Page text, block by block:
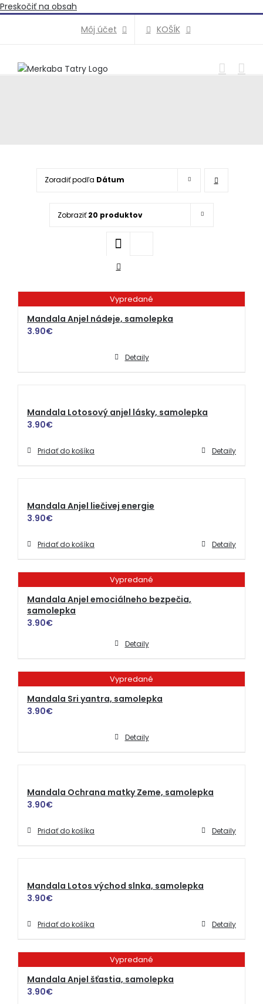
Preskočiť na obsah
Môj účet
KOŠÍK
Zoradiť podľa Dátum
Zobraziť20 produktov
Vypredané
Mandala Anjel nádeje, samolepka
3.90€
Detaily
Mandala Lotosový anjel lásky, samolepka
3.90€
Pridať do košíka Detaily
Mandala Anjel liečivej energie
3.90€
Pridať do košíka Detaily
Vypredané
Mandala Anjel emociálneho bezpečia,
samolepka
3.90€
Detaily
Vypredané
Mandala Sri yantra, samolepka
3.90€
Detaily
Mandala Ochrana matky Zeme, samolepka
3.90€
Pridať do košíka Detaily
Mandala Lotos východ slnka, samolepka
3.90€
Pridať do košíka Detaily
Vypredané
Mandala Anjel šťastia, samolepka
3.90€